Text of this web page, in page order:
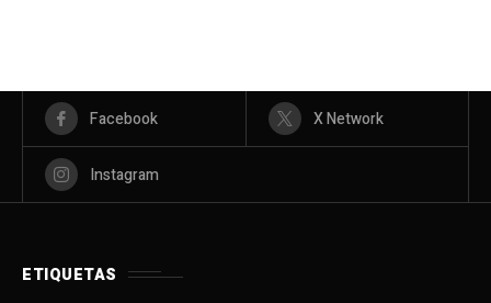
Facebook X Network
Instagram
ETIQUETAS